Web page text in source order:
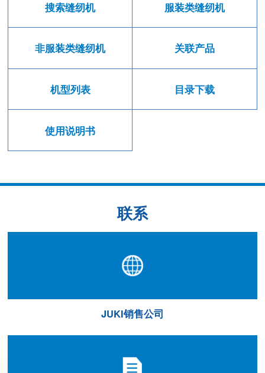
搜索缝纫机 服装类缝纫机
非服装类缝纫机 关联产品
机型列表 目录下载
使用说明书
联系
JUKI销售公司